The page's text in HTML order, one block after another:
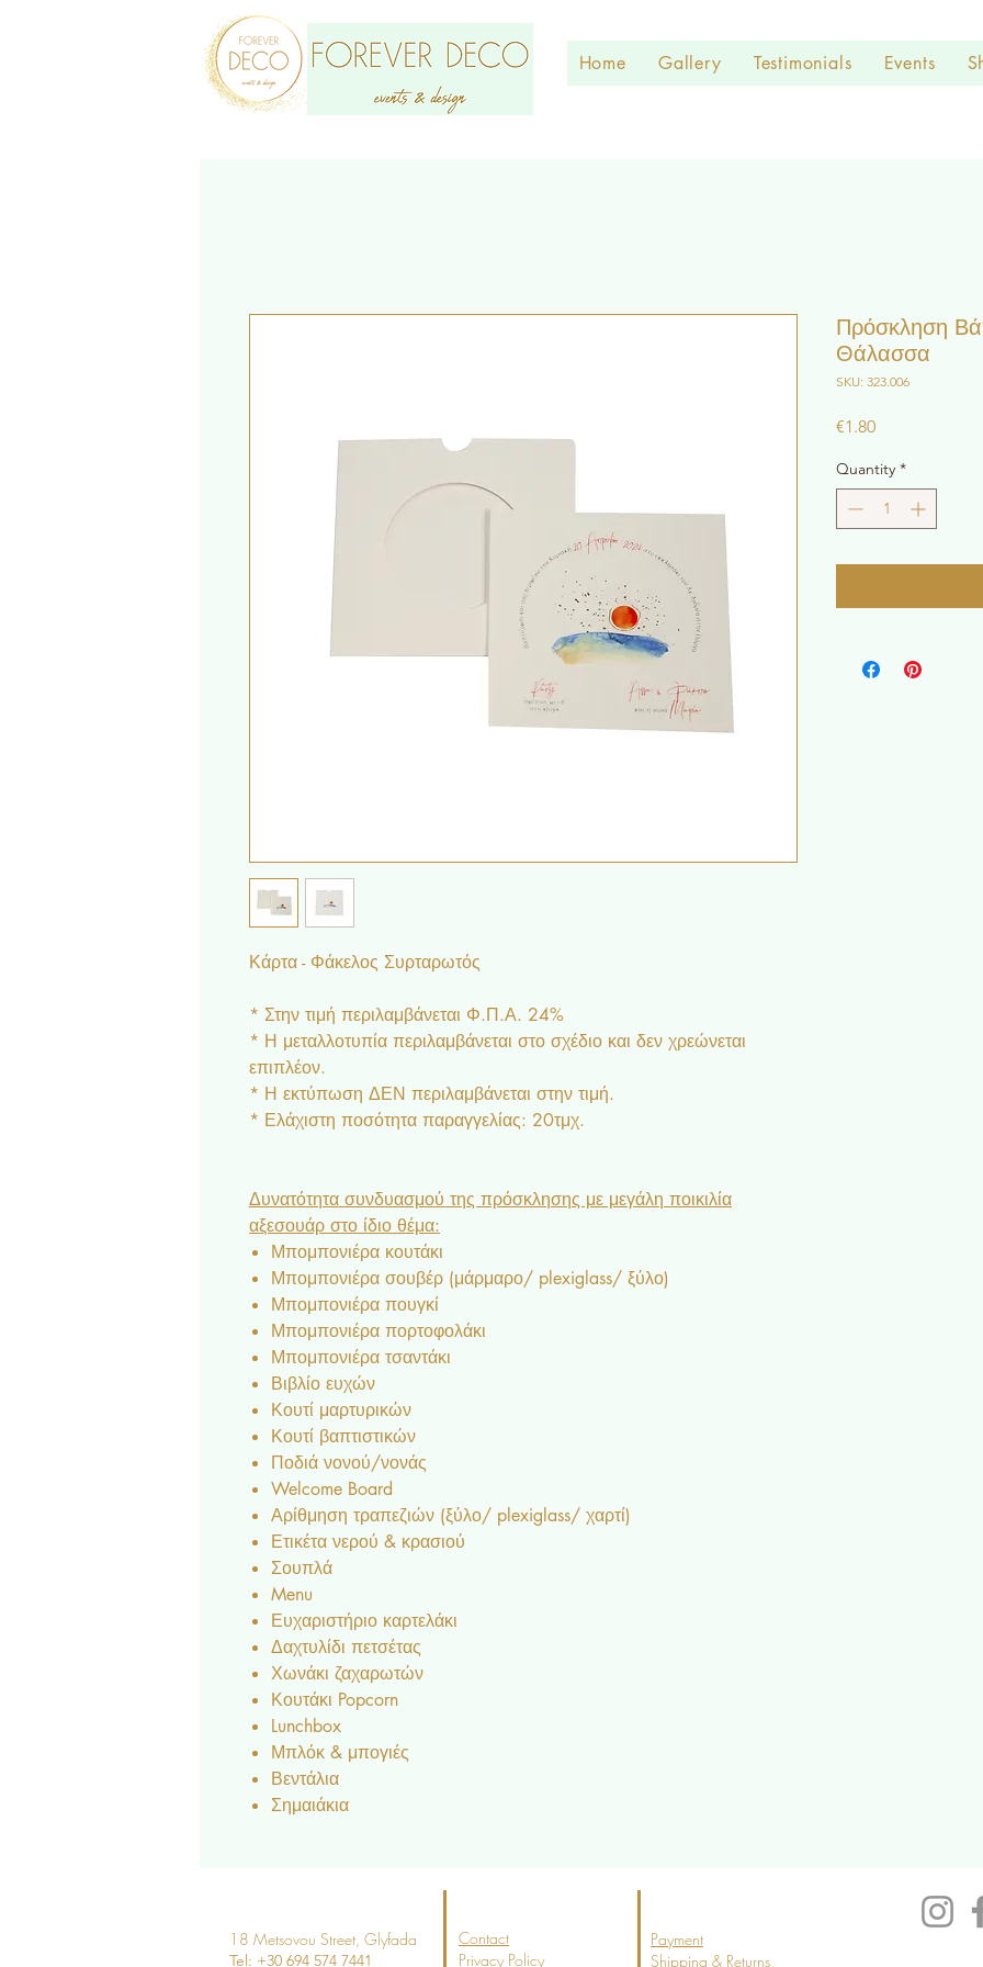
Home Gallery Testimonials Events
Κάρτα - Φάκελος Συρταρωτός
* Στην τιμή περιλαμβάνεται Φ.Π.Α. 24%
* Η μεταλλοτυπία περιλαμβάνεται στο σχέδιο και δεν χρεώνεται
επιπλέον.
* Η εκτύπωση ΔΕΝ περιλαμβάνεται στην τιμή.
* Ελάχιστη ποσότητα παραγγελίας: 20τμχ.
Δυνατότητα συνδυασμού της πρόσκλησης με μεγάλη ποικιλία
αξεσουάρ στο ίδιο θέμα:
Μπομπονιέρα κουτάκι
Μπομπονιέρα σουβέρ (μάρμαρο/ plexiglass/ ξύλο)
Μπομπονιέρα πουγκί
Μπομπονιέρα πορτοφολάκι
Μπομπονιέρα τσαντάκι
Βιβλίο ευχών
Κουτί μαρτυρικών
Κουτί βαπτιστικών
Ποδιά νονού/νονάς
Welcome Board
Αρίθμηση τραπεζιών (ξύλο/ plexiglass/ χαρτί)
Ετικέτα νερού & κρασιού
Σουπλά
Menu
Ευχαριστήριο καρτελάκι
Δαχτυλίδι πετσέτας
Χωνάκι ζαχαρωτών
Κουτάκι Popcorn
Lunchbox
Μπλόκ & μπογιές
Βεντάλια
Σημαιάκια
Πρόσκληση
Θάλασσα
SKU: 323.006
€1.80Price
Quantity *
18 Metsovou Street, Glyfada
Tel: +30 694 574 7441
Contact
Privacy Policy
Payment
Shipping & Returns